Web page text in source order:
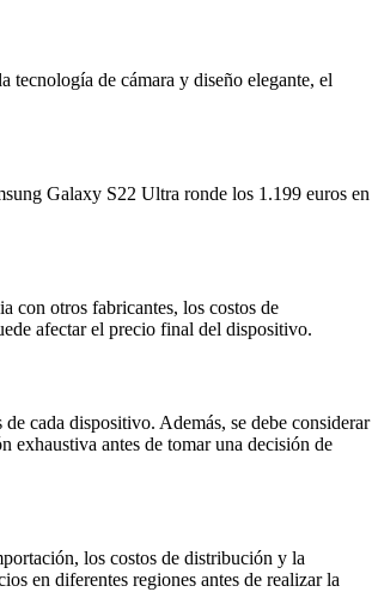
tecnología de cámara y diseño elegante, el
Galaxy S22 Ultra ronde los 1.199 euros en
con otros fabricantes, los costos de
afectar el precio final del dispositivo.
cada dispositivo. Además, se debe considerar
exhaustiva antes de tomar una decisión de
los costos de distribución y la
en diferentes regiones antes de realizar la